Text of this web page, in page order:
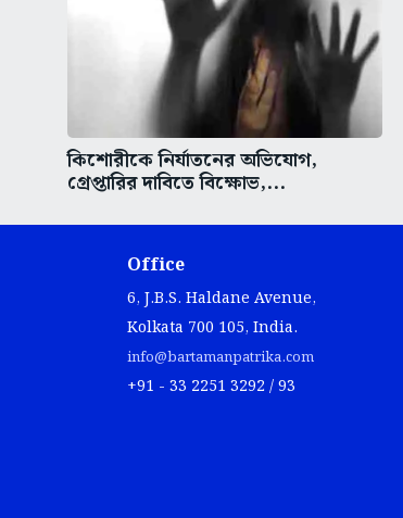
কিশোরীকে নির্যাতনের অভিযোগ,
গ্রেপ্তারির দাবিতে বিক্ষোভ,...
Office
6, J.B.S. Haldane Avenue,
Kolkata 700 105, India.
info@bartamanpatrika.com
+91 - 33 2251 3292 / 93